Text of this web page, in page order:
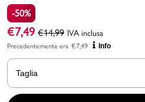
Marchi
Accedi | Registrati
Carrello
-50%
€7,49 €14,99 IVA inclusa
Precedentemente era €7,49 Info
Taglia